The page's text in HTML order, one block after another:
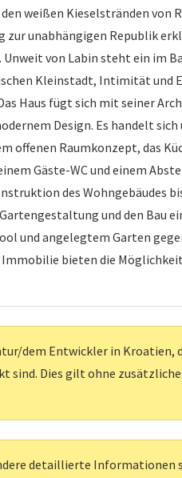
weißen Kieselstränden von
zur unabhängigen Republik
von Labin steht ein im
Kleinstadt, Intimität und
Haus fügt sich mit seiner
Design. Es handelt
offenen Raumkonzept, das
Gäste-WC und einem
des Wohngebäudes
und den Bau
angelegtem Garten
Immobilie bieten die
dem Entwickler in Kroatien,
sind. Dies gilt ohne
detaillierte